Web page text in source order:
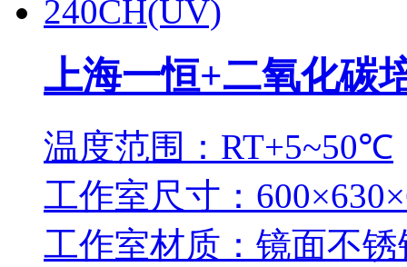
上海一恒+二氧化碳
温度范围：RT+5~50℃
工作室尺寸：
工作室材质：镜面不锈